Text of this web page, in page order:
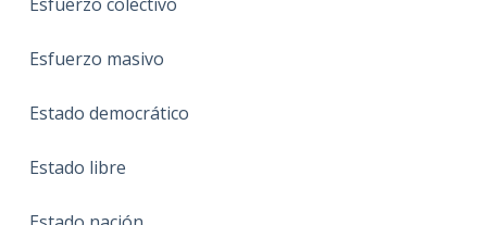
Esfuerzo masivo
Estado democrático
Estado libre